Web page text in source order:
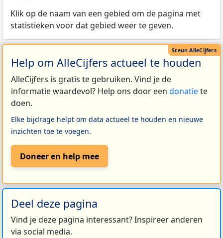
Klik op de naam van een gebied om de pagina met
statistieken voor dat gebied weer te geven.
Help om AlleCijfers actueel te houden
AlleCijfers is gratis te gebruiken. Vind je de
informatie waardevol? Help ons door een donatiete
doen.
Elke bijdrage helpt om data actueel te houden en nieuwe
inzichten toe te voegen.
Doneer en help mee
Deel deze pagina
Vind je deze pagina interessant? Inspireer anderen
via social media.